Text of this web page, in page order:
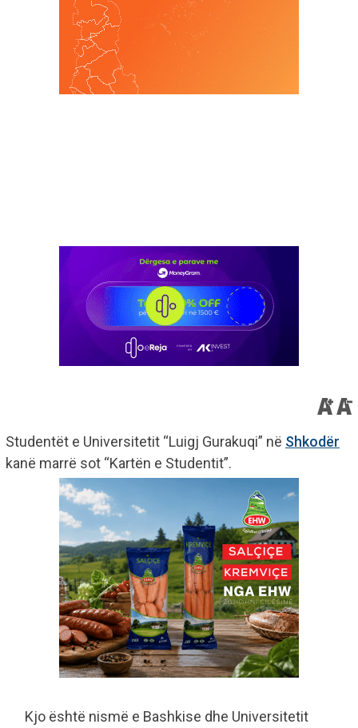
Studentët e Universitetit “Luigj Gurakuqi” në Shkodër
kanë marrë sot “Kartën e Studentit”.
Kjo është nismë e Bashkise dhe Universitetit